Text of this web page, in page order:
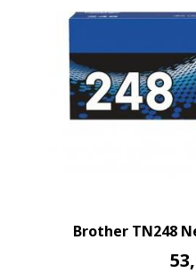
Brother TN248